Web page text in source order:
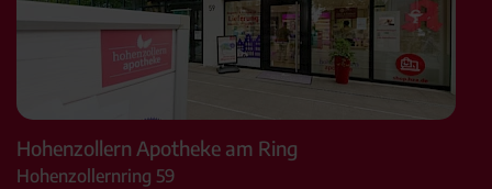
Hohenzollern Apotheke am Ring
Hohenzollernring 59